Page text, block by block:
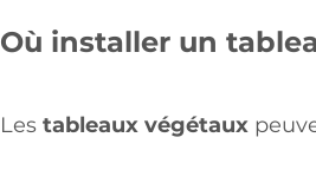
Où installer un
Les tableaux végétaux